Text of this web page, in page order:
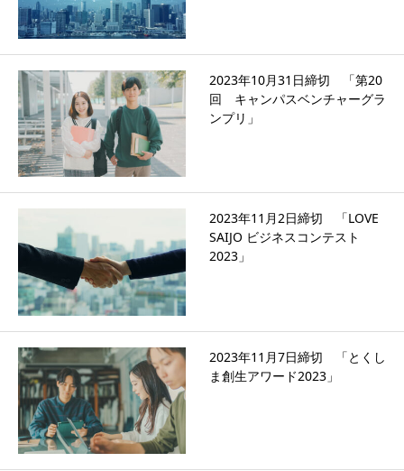
2023年10月31日締切 「第20
回 キャンパスベンチャーグラ
ンプリ」
2023年11月2日締切 「LOVE
SAIJO ビジネスコンテスト
2023」
2023年11月7日締切 「とくし
ま創生アワード2023」